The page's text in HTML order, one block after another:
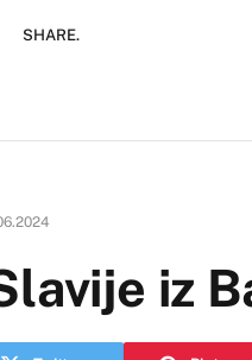
SHARE.
iz